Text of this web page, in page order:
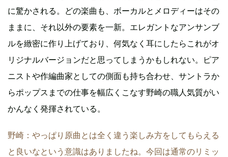
に驚かされる。どの楽曲も、ボーカルとメロディーはその
ままに、それ以外の要素を一新。エレガントなアンサンブ
ルを緻密に作り上げており、何気なく耳にしたらこれがオ
リジナルバージョンだと思ってしまうかもしれない。ピア
ニストや作編曲家としての側面も持ち合わせ、サントラか
らポップスまでの仕事を幅広くこなす野崎の職人気質がい
かんなく発揮されている。
野崎：やっぱり原曲とは全く違う楽しみ方をしてもらえる
と良いなという意識はありましたね。今回は通常のリミッ